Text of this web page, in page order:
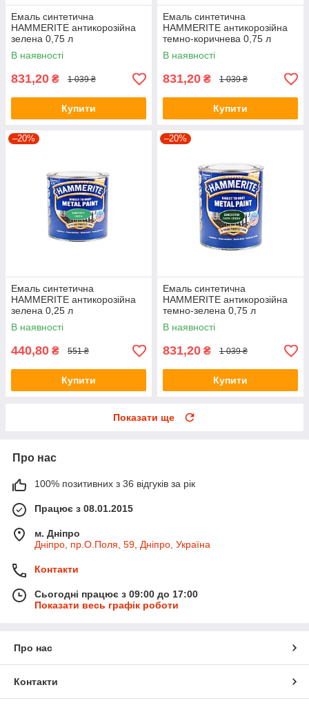
Емаль синтетична
HAMMERITE антикорозійна
зелена 0,75 л
В наявності
831,20 ₴ 1 039 ₴
Купити
Емаль синтетична
HAMMERITE антикорозійна
темно-коричнева 0,75 л
В наявності
831,20 ₴ 1 039 ₴
Купити
–20%
Емаль синтетична
HAMMERITE антикорозійна
зелена 0,25 л
В наявності
440,80 ₴ 551 ₴
Купити
–20%
Емаль синтетична
HAMMERITE антикорозійна
темно-зелена 0,75 л
В наявності
831,20 ₴ 1 039 ₴
Купити
Показати ще
Про нас
100% позитивних з 36 відгуків за рік
Працює з 08.01.2015
м. Дніпро
Дніпро, пр.О.Поля, 59, Дніпро, Україна
Контакти
Сьогодні працює з 09:00 до 17:00
Показати весь графік роботи
Про нас
Контакти